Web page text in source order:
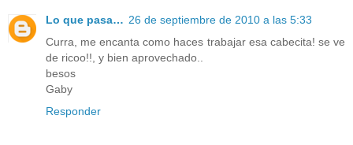
Lo que pasa… 26 de septiembre de 2010 a las 5:33
Curra, me encanta como haces trabajar esa cabecita! se ve
de ricoo!!, y bien aprovechado..
besos
Gaby
Responder